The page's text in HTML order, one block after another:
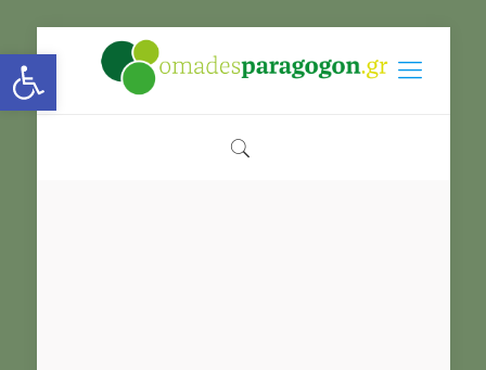
Open toolbar